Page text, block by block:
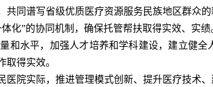
同谱写省级优质医疗资源服务民族地区群众
化”的协同机制，确保托管帮扶取得实效、实
和水平，加强人才培养和学科建设，建立健
得实效。
院实际，推进管理模式创新、提升医疗技术